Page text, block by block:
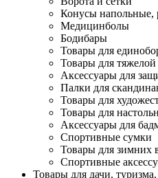
Конусы напольные,
Медицинболы
Бодибары
Товары для
Товары для тяжелой
Аксессуары для
Палки для
Товары для
Товары для
Аксессуары для
Спортивные сумки
Товары для зимних
Спортивные
Товары для дачи,